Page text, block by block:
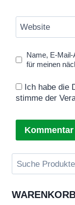
Website
Name, E-
für meinen
Ich habe die
stimme der
Suchen